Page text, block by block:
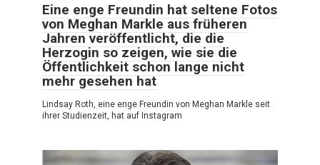
Eine enge Freundin hat seltene Fotos
von Meghan Markle aus früheren
Jahren veröffentlicht, die die
Herzogin so zeigen, wie sie die
Öffentlichkeit schon lange nicht
mehr gesehen hat
Lindsay Roth, eine enge Freundin von Meghan Markle seit
ihrer Studienzeit, hat auf Instagram